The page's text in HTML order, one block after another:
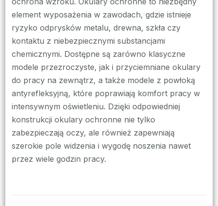
element wyposażenia w zawodach, gdzie istnieje
ryzyko odprysków metalu, drewna, szkła czy
kontaktu z niebezpiecznymi substancjami
chemicznymi. Dostępne są zarówno klasyczne
modele przezroczyste, jak i przyciemniane okulary
do pracy na zewnątrz, a także modele z powłoką
antyrefleksyjną, które poprawiają komfort pracy w
intensywnym oświetleniu. Dzięki odpowiedniej
konstrukcji okulary ochronne nie tylko
zabezpieczają oczy, ale również zapewniają
szerokie pole widzenia i wygodę noszenia nawet
przez wiele godzin pracy.